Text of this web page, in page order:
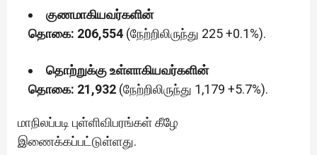
குணமாகியவர்களின்
தொகை: 206,554 (நேற்றிலிருந்து 225 +0.1%).
தொற்றுக்கு உள்ளாகியவர்களின்
தொகை: 21,932 (நேற்றிலிருந்து 1,179 +5.7%).
மாநிலப்படி புள்ளிவிபரங்கள் கீழே
இணைக்கப்பட்டுள்ளது.